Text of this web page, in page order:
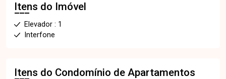
Itens do Imóvel
Elevador : 1
Interfone
Itens do Condomínio de Apartamentos